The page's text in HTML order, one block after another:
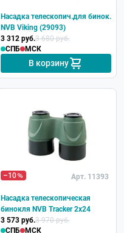
Насадка телескопич.для бинок.
NVB Viking (29093)
3 312 руб.3 680 руб.
СПБ
МСК
В корзину
–10 Арт. 11393
Насадка телескопическая
бинокля NVB Tracker 2x24
3 573 руб.3 970 руб.
СПБ
МСК